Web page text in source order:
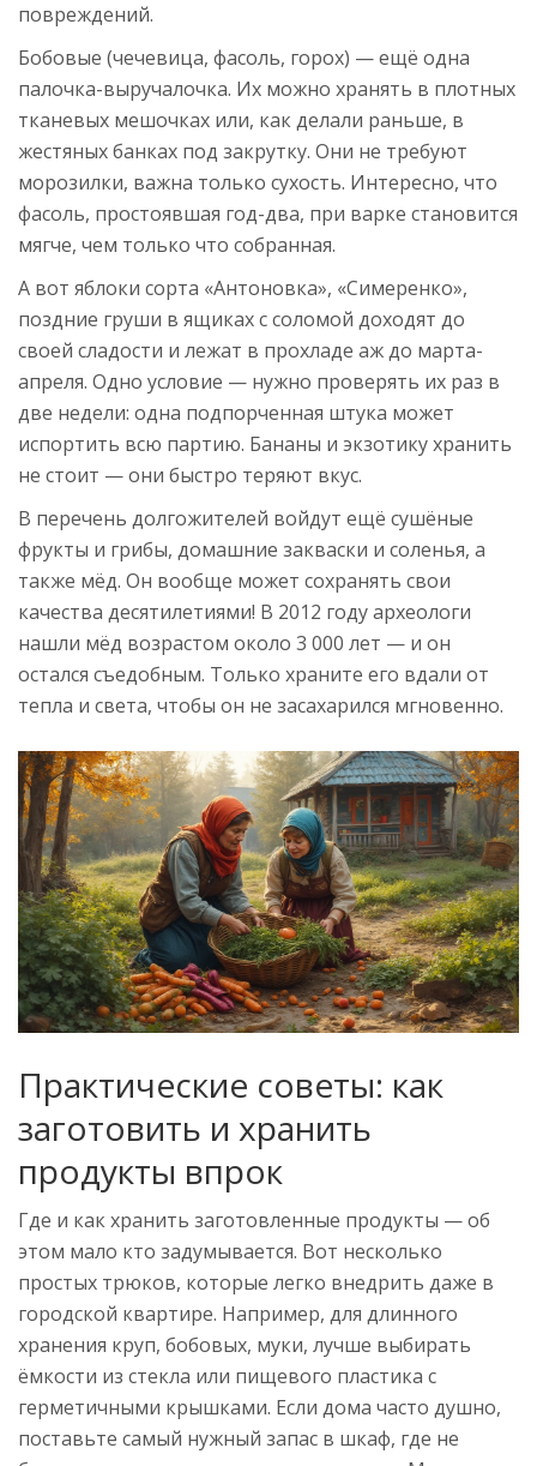
повреждений.
Бобовые (чечевица, фасоль, горох) — ещё одна
палочка-выручалочка. Их можно хранять в плотных
тканевых мешочках или, как делали раньше, в
жестяных банках под закрутку. Они не требуют
морозилки, важна только сухость. Интересно, что
фасоль, простоявшая год-два, при варке становится
мягче, чем только что собранная.
А вот яблоки сорта «Антоновка», «Симеренко»,
поздние груши в ящиках с соломой доходят до
своей сладости и лежат в прохладе аж до марта-
апреля. Одно условие — нужно проверять их раз в
две недели: одна подпорченная штука может
испортить всю партию. Бананы и экзотику хранить
не стоит — они быстро теряют вкус.
В перечень долгожителей войдут ещё сушёные
фрукты и грибы, домашние закваски и соленья, а
также мёд. Он вообще может сохранять свои
качества десятилетиями! В 2012 году археологи
нашли мёд возрастом около 3 000 лет — и он
остался съедобным. Только храните его вдали от
тепла и света, чтобы он не засахарился мгновенно.
Практические советы: как
заготовить и хранить
продукты впрок
Где и как хранить заготовленные продукты — об
этом мало кто задумывается. Вот несколько
простых трюков, которые легко внедрить даже в
городской квартире. Например, для длинного
хранения круп, бобовых, муки, лучше выбирать
ёмкости из стекла или пищевого пластика с
герметичными крышками. Если дома часто душно,
поставьте самый нужный запас в шкаф, где не